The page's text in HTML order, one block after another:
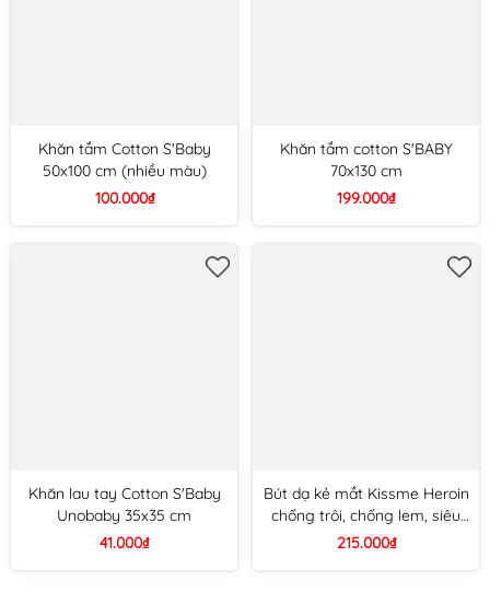
Khăn tắm Cotton S'Baby
50x100 cm (nhiều màu)
100.000₫
Khăn tắm cotton S'BABY
70x130 cm
199.000₫
Khăn lau tay Cotton S'Baby
Unobaby 35x35 cm
41.000₫
Bút dạ kẻ mắt Kissme Heroin
chống trôi, chống lem, siêu
mảnh 0.1mm (3 màu) (Nâu
215.000₫